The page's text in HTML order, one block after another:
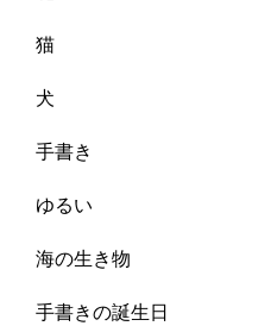
猫
犬
手書き
ゆるい
海の生き物
手書きの誕生日